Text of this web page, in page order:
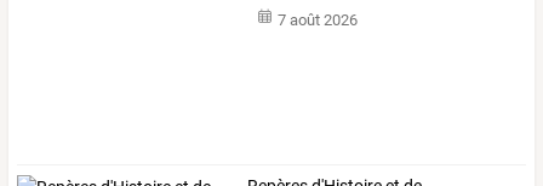
7 août 2026